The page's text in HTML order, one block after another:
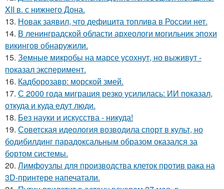
XII в. с нижнего Дона.
13. Новак заявил, что дефицита топлива в России нет.
14. В ленинградской области археологи могильник эпохи
викингов обнаружили.
15. Земные микробы на марсе усохнут, но выживут -
показал эксперимент.
16. Кадборозавр: морской змей.
17. С 2000 года миграция резко усилилась: ИИ показал,
откуда и куда едут люди.
18. Без науки и искусства - никуда!
19. Советская идеология возводила спорт в культ, но
бодибилдинг парадоксальным образом оказался за
бортом системы.
20. Лимфоузлы для производства клеток против рака на
3D-принтере напечатали.